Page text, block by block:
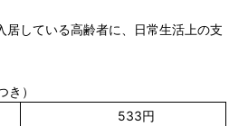
している高齢者に、日常生活上の支
）
533円